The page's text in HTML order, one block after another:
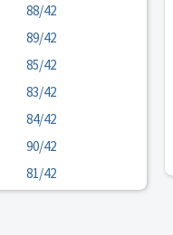
88/42
89/42
85/42
83/42
84/42
90/42
81/42